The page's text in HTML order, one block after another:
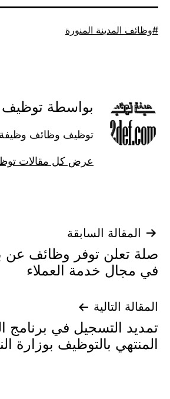
موسوم
وظائف المدينة المنورة
بواسطة توظيف
توظيف وظائف
عرض كل مقالات
تصفّح
المقالات
المقالة السابقة
صلة تعلن توفر وظائف عن
في مجال خدمة العملاء
المقالة التالية
تمديد التسجيل في برنامج
المنتهي بالتوظيف بوزارة